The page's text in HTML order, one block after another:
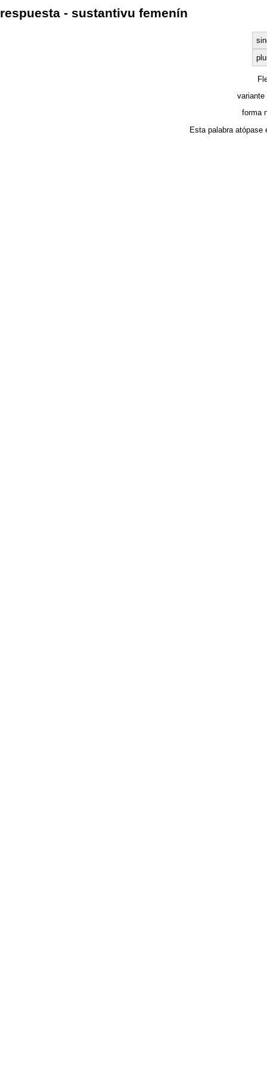
respuesta - sustantivu femenín
forma
Esta palabra atópase